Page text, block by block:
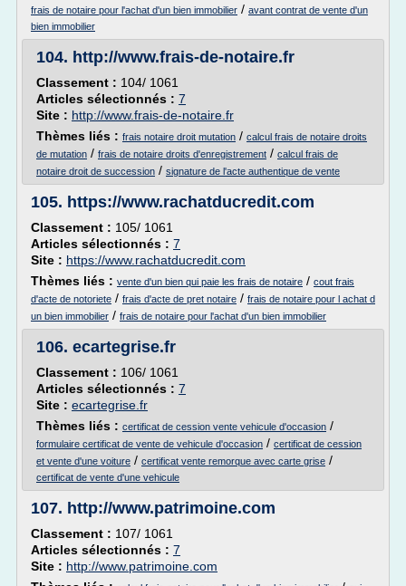
frais de notaire pour l'achat d'un bien immobilier / avant contrat de vente d'un
bien immobilier
104. http://www.frais-de-notaire.fr
Classement : 104/ 1061
Articles sélectionnés : 7
Site : http://www.frais-de-notaire.fr
Thèmes liés : frais notaire droit mutation / calcul frais de notaire droits
de mutation / frais de notaire droits d'enregistrement / calcul frais de
notaire droit de succession / signature de l'acte authentique de vente
105. https://www.rachatducredit.com
Classement : 105/ 1061
Articles sélectionnés : 7
Site : https://www.rachatducredit.com
Thèmes liés : vente d'un bien qui paie les frais de notaire / cout frais
d'acte de notoriete / frais d'acte de pret notaire / frais de notaire pour l achat d
un bien immobilier / frais de notaire pour l'achat d'un bien immobilier
106. ecartegrise.fr
Classement : 106/ 1061
Articles sélectionnés : 7
Site : ecartegrise.fr
Thèmes liés : certificat de cession vente vehicule d'occasion /
formulaire certificat de vente de vehicule d'occasion / certificat de cession
et vente d'une voiture / certificat vente remorque avec carte grise /
certificat de vente d'une vehicule
107. http://www.patrimoine.com
Classement : 107/ 1061
Articles sélectionnés : 7
Site : http://www.patrimoine.com